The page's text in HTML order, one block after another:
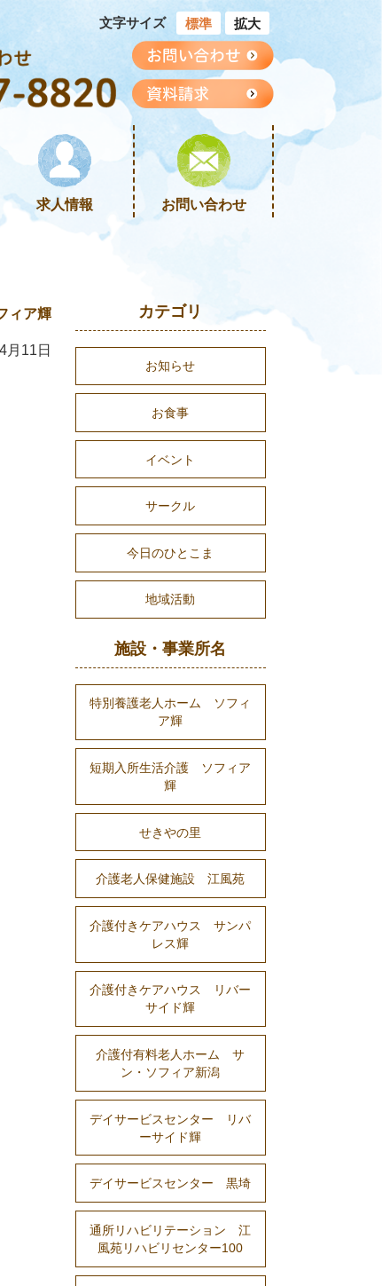
文字サイズ 標準 拡大
求人情報 お問い合わせ
ィア輝
月11日
カテゴリ
お知らせ
お食事
イベント
サークル
今日のひとこま
地域活動
施設・事業所名
特別養護老人ホーム ソフィ
ア輝
短期入所生活介護 ソフィア
輝
せきやの里
介護老人保健施設 江風苑
介護付きケアハウス サンパ
レス輝
介護付きケアハウス リバー
サイド輝
介護付有料老人ホーム サ
ン・ソフィア新潟
デイサービスセンター リバ
ーサイド輝
デイサービスセンター 黒埼
通所リハビリテーション 江
風苑リハビリセンター100